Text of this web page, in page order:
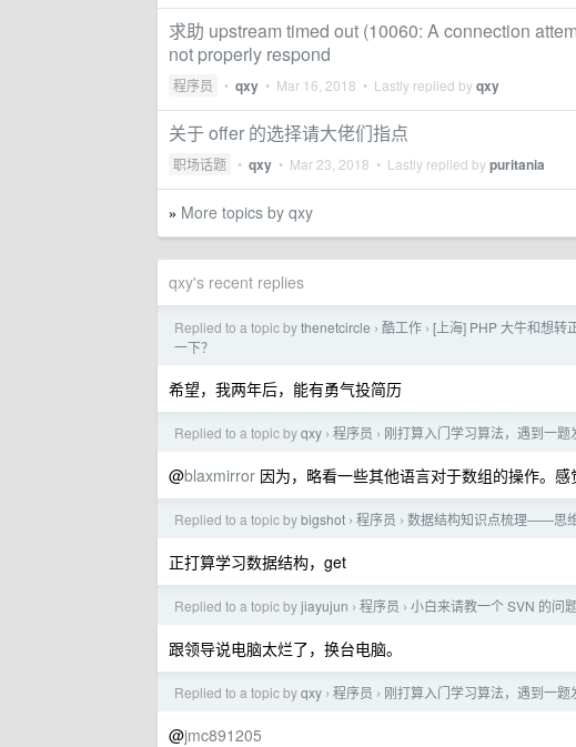
求助 upstream timed out (10060: A connection
not properly respond
程序员 • qxy • Mar 16, 2018 • Lastly replied byqxy
关于 offer 的选择请大佬们指点
职场话题 • qxy • Mar 23, 2018 • Lastly replied bypuritania
» More topics by qxy
qxy's recent replies
Replied to a topic bythenetcircle › 酷工作 › [上海] PHP 大牛和想转
一下？
希望，我两年后，能有勇气投简历
Replied to a topic byqxy › 程序员 › 刚打算入门学习算法，遇到一
@blaxmirror 因为，略看一些其他语言对于数组的操作。
Replied to a topic bybigshot › 程序员 › 数据结构知识点梳理——思
正打算学习数据结构，get
Replied to a topic byjiayujun › 程序员 › 小白来请教一个 SVN 的问
跟领导说电脑太烂了，换台电脑。
Replied to a topic byqxy › 程序员 › 刚打算入门学习算法，遇到一
@jmc891205